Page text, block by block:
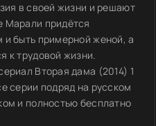
в своей жизни и решают
Марали придётся
быть примерной женой, а
к трудовой жизни.
Вторая дама (2014) 1
серии подряд на русском
и полностью бесплатно